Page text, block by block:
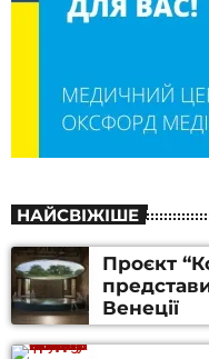
НАЙСВІЖІШЕ
Проєкт
Венеції